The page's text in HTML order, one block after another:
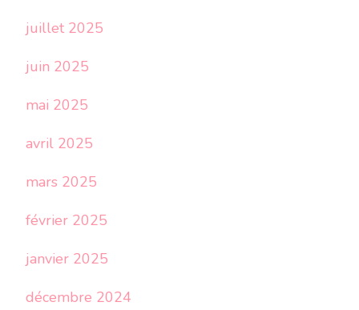
juillet 2025
juin 2025
mai 2025
avril 2025
mars 2025
février 2025
janvier 2025
décembre 2024